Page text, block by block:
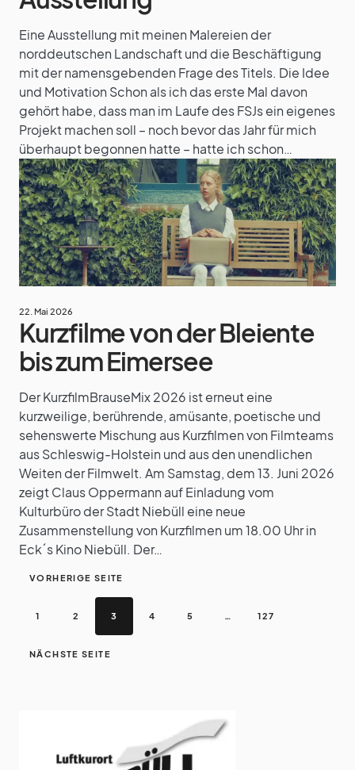
Eine Ausstellung mit meinen Malereien der
norddeutschen Landschaft und die Beschäftigung
mit der namensgebenden Frage des Titels. Die Idee
und Motivation Schon als ich das erste Mal davon
gehört habe, dass man im Laufe des FSJs ein eigenes
Projekt machen soll – noch bevor das Jahr für mich
überhaupt begonnen hatte – hatte ich schon…
22. Mai 2026
Kurzfilme von der Bleiente
bis zum Eimersee
Der KurzfilmBrauseMix 2026 ist erneut eine
kurzweilige, berührende, amüsante, poetische und
sehenswerte Mischung aus Kurzfilmen von Filmteams
aus Schleswig-Holstein und aus den unendlichen
Weiten der Filmwelt. Am Samstag, dem 13. Juni 2026
zeigt Claus Oppermann auf Einladung vom
Kulturbüro der Stadt Niebüll eine neue
Zusammenstellung von Kurzfilmen um 18.00 Uhr in
Eck´s Kino Niebüll. Der…
VORHERIGE SEITE
1 2 3 4 5 … 127
NÄCHSTE SEITE